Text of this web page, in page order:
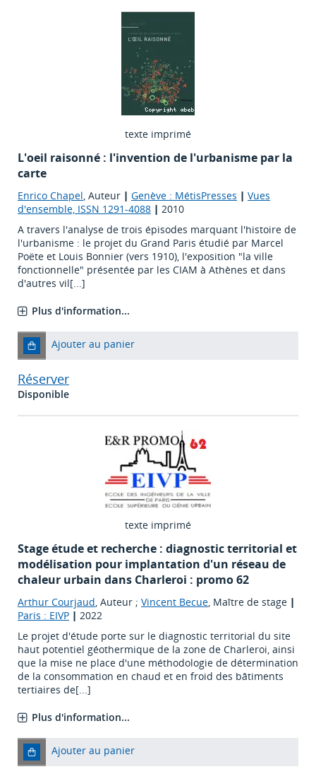
texte imprimé
L'oeil raisonné : l'invention de l'urbanisme par la
carte
Enrico Chapel, Auteur | Genève : MétisPresses | Vues
d'ensemble, ISSN 1291-4088 | 2010
A travers l'analyse de trois épisodes marquant l'histoire de
l'urbanisme : le projet du Grand Paris étudié par Marcel
Poëte et Louis Bonnier (vers 1910), l'exposition "la ville
fonctionnelle" présentée par les CIAM à Athènes et dans
d'autres vil[...]
Plus d'information...
Ajouter au panier
Réserver
Disponible
texte imprimé
Stage étude et recherche : diagnostic territorial et
modélisation pour implantation d'un réseau de
chaleur urbain dans Charleroi : promo 62
Arthur Courjaud, Auteur ; Vincent Becue, Maître de stage |
Paris : EIVP | 2022
Le projet d'étude porte sur le diagnostic territorial du site
haut potentiel géothermique de la zone de Charleroi, ainsi
que la mise ne place d'une méthodologie de détermination
de la consommation en chaud et en froid des bâtiments
tertiaires de[...]
Plus d'information...
Ajouter au panier